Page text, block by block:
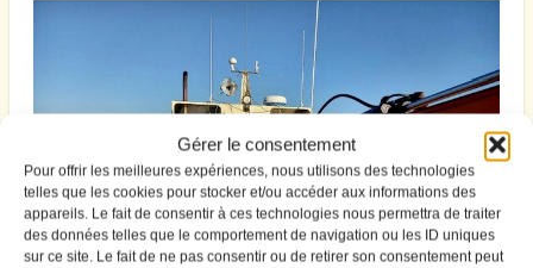
Gérer le consentement
Pour offrir les meilleures expériences, nous utilisons des technologies
telles que les cookies pour stocker et/ou accéder aux informations des
appareils. Le fait de consentir à ces technologies nous permettra de traiter
des données telles que le comportement de navigation ou les ID uniques
sur ce site. Le fait de ne pas consentir ou de retirer son consentement peut